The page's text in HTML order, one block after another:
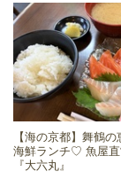
【海の京都】舞鶴
海鮮ランチ♡ 魚屋
『大六丸』